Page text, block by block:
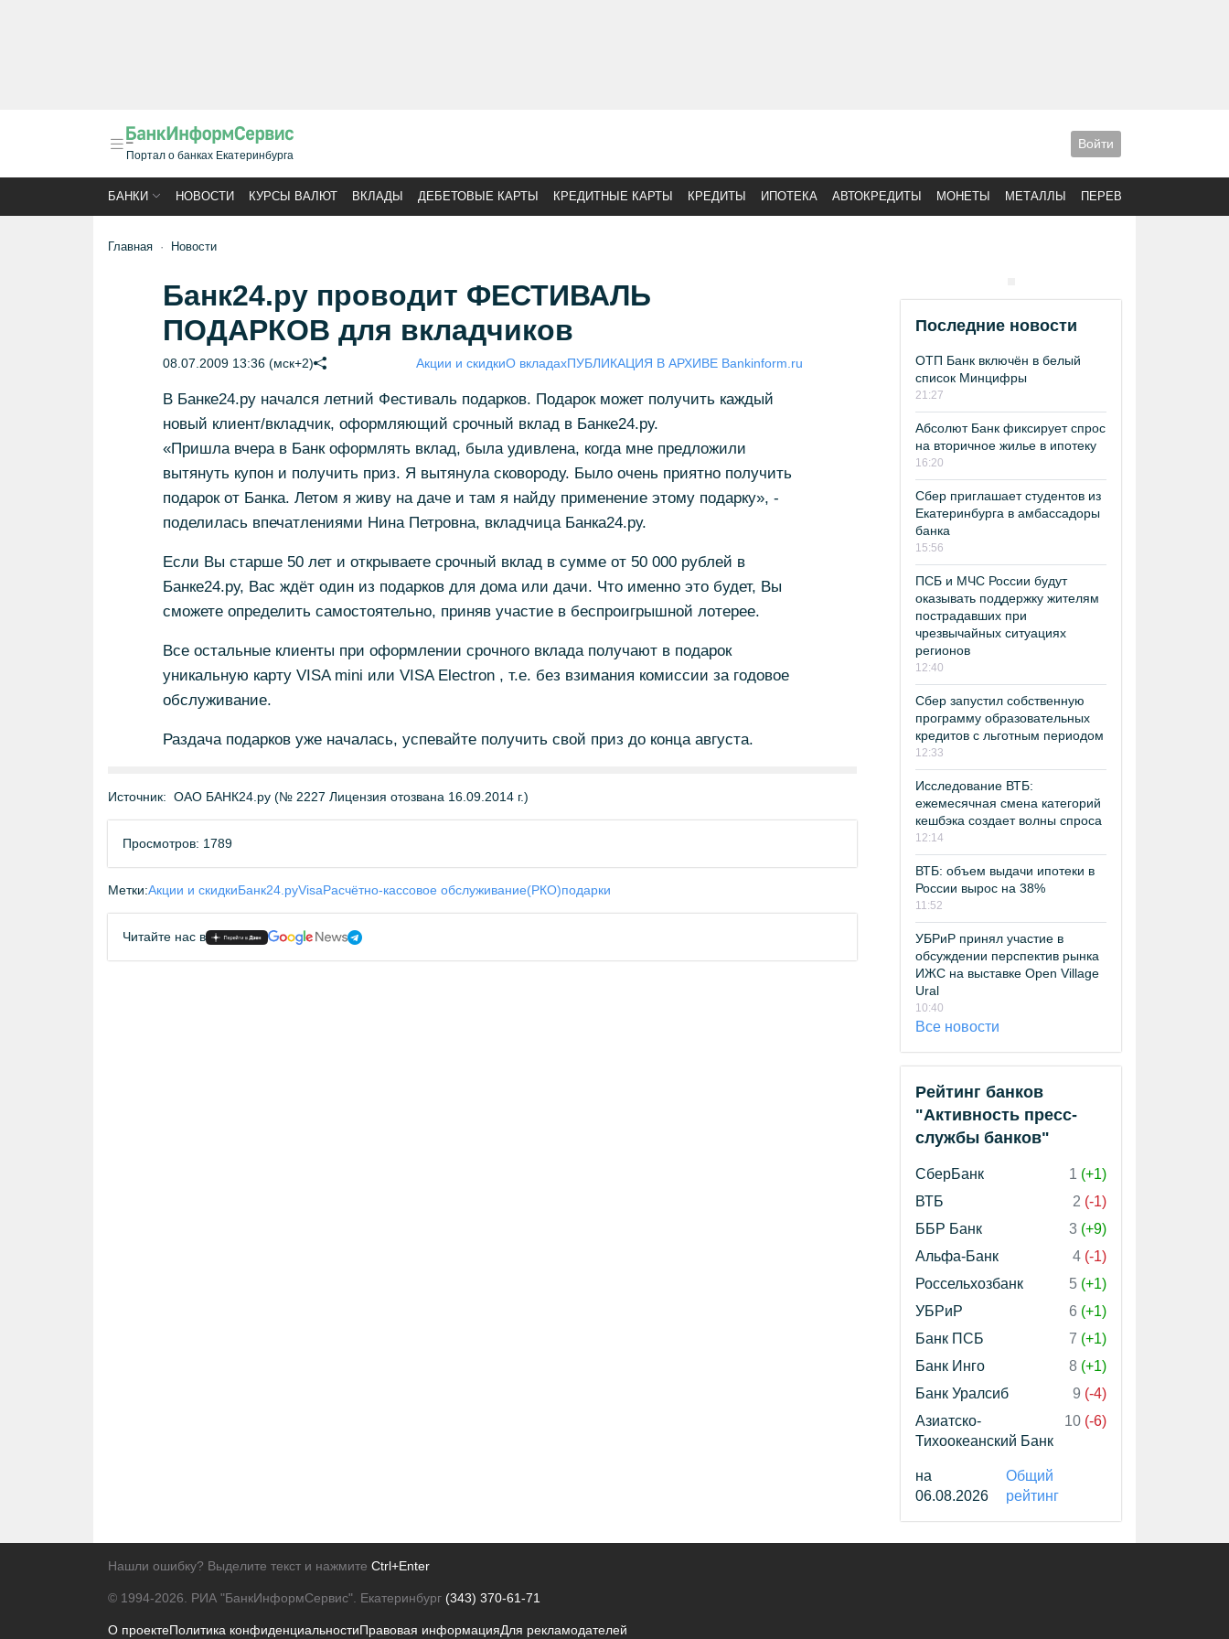
Портал о банках Екатеринбурга
Войти
БАНКИ НОВОСТИ КУРСЫ ВАЛЮТ ВКЛАДЫ ДЕБЕТОВЫЕ КАРТЫ КРЕДИТНЫЕ КАРТЫ КРЕДИТЫ ИПОТЕКА АВТОКРЕДИТЫ МОНЕТЫ МЕТАЛЛЫ ПЕРЕВОДЫ
Главная Новости
Банк24.ру проводит ФЕСТИВАЛЬ
ПОДАРКОВ для вкладчиков
08.07.2009 13:36 (мск+2) Акции и скидкиО вкладахПУБЛИКАЦИЯ В АРХИВЕ Bankinform.ru
В Банке24.ру начался летний Фестиваль подарков. Подарок может получить каждый
новый клиент/вкладчик, оформляющий срочный вклад в Банке24.ру.
«Пришла вчера в Банк оформлять вклад, была удивлена, когда мне предложили
вытянуть купон и получить приз. Я вытянула сковороду. Было очень приятно получить
подарок от Банка. Летом я живу на даче и там я найду применение этому подарку», -
поделилась впечатлениями Нина Петровна, вкладчица Банка24.ру.
Если Вы старше 50 лет и открываете срочный вклад в сумме от 50 000 рублей в
Банке24.ру, Вас ждёт один из подарков для дома или дачи. Что именно это будет, Вы
сможете определить самостоятельно, приняв участие в беспроигрышной лотерее.
Все остальные клиенты при оформлении срочного вклада получают в подарок
уникальную карту VISA mini или VISA Electron , т.е. без взимания комиссии за годовое
обслуживание.
Раздача подарков уже началась, успевайте получить свой приз до конца августа.
Источник: ОАО БАНК24.ру (№ 2227 Лицензия отозвана 16.09.2014 г.)
Просмотров: 1789
Метки:Акции и скидкиБанк24.руVisaРасчётно-кассовое обслуживание(РКО)подарки
Читайте нас в
Последние новости
ОТП Банк включён в белый
список Минцифры
21:27
Абсолют Банк фиксирует спрос
на вторичное жилье в ипотеку
16:20
Сбер приглашает студентов из
Екатеринбурга в амбассадоры
банка
15:56
ПСБ и МЧС России будут
оказывать поддержку жителям
пострадавших при
чрезвычайных ситуациях
регионов
12:40
Сбер запустил собственную
программу образовательных
кредитов с льготным периодом
12:33
Исследование ВТБ:
ежемесячная смена категорий
кешбэка создает волны спроса
12:14
ВТБ: объем выдачи ипотеки в
России вырос на 38%
11:52
УБРиР принял участие в
обсуждении перспектив рынка
ИЖС на выставке Open Village
Ural
10:40
Все новости
Рейтинг банков
"Активность пресс-
службы банков"
СберБанк 1 (+1)
ВТБ
2 (-1)
ББР Банк
3 (+9)
Альфа-Банк
4 (-1)
Россельхозбанк
5 (+1)
УБРиР
6 (+1)
Банк ПСБ
7 (+1)
Банк Инго
8 (+1)
Банк Уралсиб
9 (-4)
Азиатско-
Тихоокеанский Банк
10 (-6)
на
06.08.2026
Общий
рейтинг
Нашли ошибку? Выделите текст и нажмите Ctrl+Enter
© 1994-2026. РИА "БанкИнформСервис". Екатеринбург (343) 370-61-71
О проектеПолитика конфиденциальностиПравовая информацияДля рекламодателей